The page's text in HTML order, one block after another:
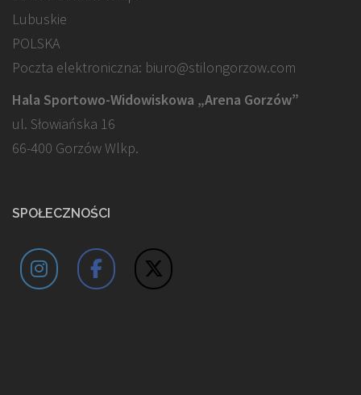
Lubuskie
POLSKA
Poczta elektroniczna: biuro@stilongorzow.com
Hala Sportowo-Widowiskowa „Arena Gorzów”
ul. Słowiańska 16
66-400 Gorzów Wlkp.
SPOŁECZNOŚCI